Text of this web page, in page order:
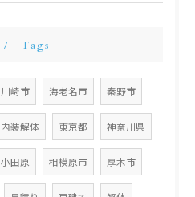
Tags
川崎市 海老名市 秦野市
内装解体 東京都 神奈川県
小田原 相模原市 厚木市